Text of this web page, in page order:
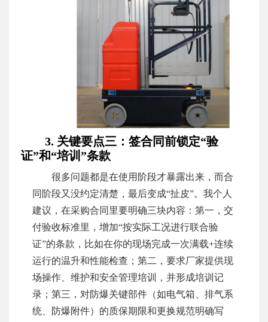
3. 关键要点三：签合同前锁定“验
证”和“培训”条款
很多问题都是在使用阶段才暴露出来，而合
同阶段又没约定清楚，最后变成“扯皮”。我个人
建议，在采购合同里要明确三块内容：第一，交
付验收标准里，增加“按实际工况进行联合验
证”的条款，比如在你的现场完成一次满载+连续
运行的温升和性能检查；第二，要求厂家提供现
场操作、维护和安全管理培训，并形成培训记
录；第三，对防爆关键部件（如电气箱、排气系
统、防爆附件）的质保期限和更换规范明确写